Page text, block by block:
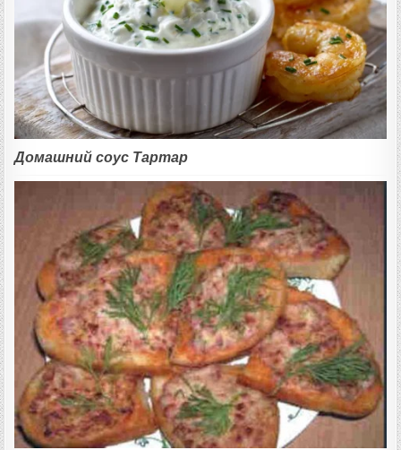
Домашний соус Тартар